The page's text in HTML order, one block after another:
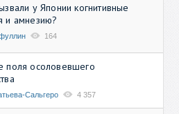
у Японии когнитивные
и амнезию?
164
поля осоловевшего
Сальгеро 4 357